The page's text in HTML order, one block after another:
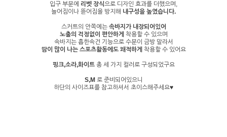
입구 부분에 리벳 장식으로 디자인 효과를 더했으며,
늘어짐이나 뜯어짐을 방지해 내구성을 높였습니다.
스커트의 안쪽에는속바지가 내장되어있어
노출의 걱정없이 편안하게 착용할 수 있으며
속바지는 흡한속건 기능으로 수분이 금방 말라서
땀이 많이 나는 스포츠활동에도 쾌적하게 착용할 수 있어요
핑크,소라,화이트총 세 가지 컬러로 구성되었구요
S,M 로 준비되어있으니
하단의 사이즈표를 참고하셔서 초이스해주세요♥